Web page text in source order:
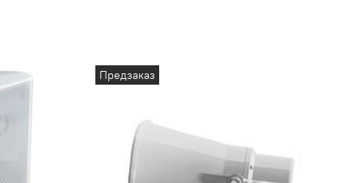
Предзаказ